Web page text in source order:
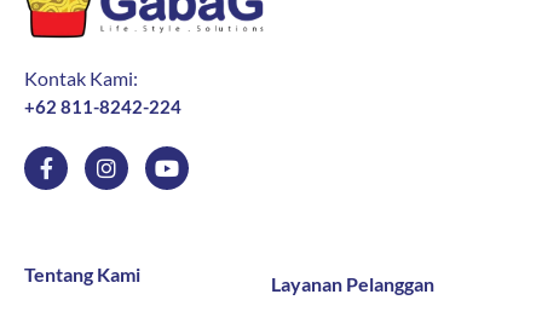
Kontak Kami:
+62 811-8242-224
F
a
o
I
n
g
r
Y
o
Tentang Kami Layanan Pelanggan